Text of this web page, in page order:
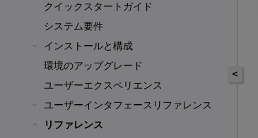
クイックスタートガイド
システム要件
インストールと構成
環境のアップグレード
ユーザーエクスペリエンス
ユーザーインタフェースリファレンス
リファレンス
<